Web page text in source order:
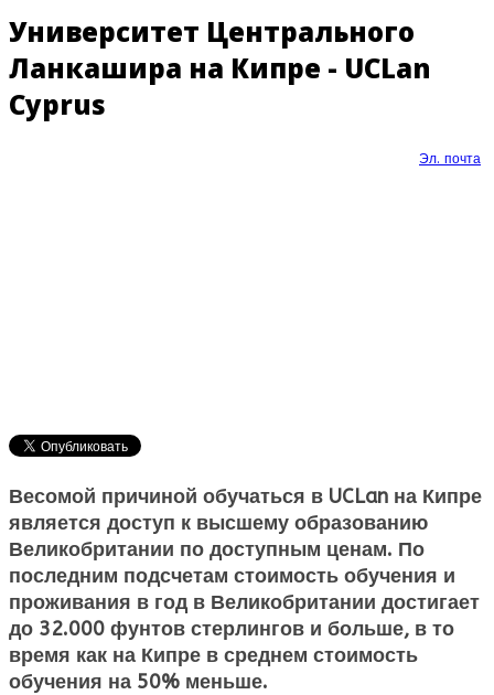
Университет Центрального
Ланкашира на Кипре - UCLan
Cyprus
Эл. почта
Весомой причиной обучаться в UCLan на Кипре
является доступ к высшему образованию
Великобритании по доступным ценам. По
последним подсчетам стоимость обучения и
проживания в год в Великобритании достигает
до 32.000 фунтов стерлингов и больше, в то
время как на Кипре в среднем стоимость
обучения на 50% меньше.